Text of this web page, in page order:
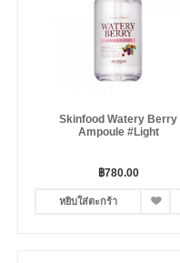
Skinfood Watery Berry
Ampoule #Light
฿780.00
หยิบใส่ตะกร้า